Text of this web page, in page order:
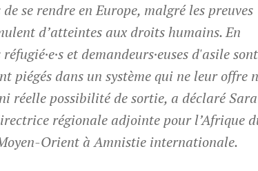
de se rendre en Europe, malgré les preuves
d’atteintes aux droits humains. En
et demandeurs·euses d'asile sont
piégés dans un système qui ne leur offre
réelle possibilité de sortie, a déclaré Sara
régionale adjointe pour l’Afrique
Orient à Amnistie internationale.